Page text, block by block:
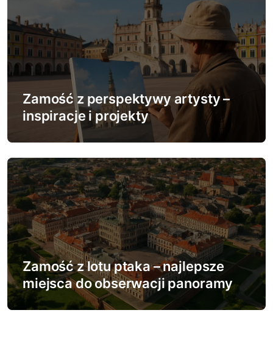
s
u
Zamość z perspektywy artysty –
inspiracje i projekty
Zamość z lotu ptaka – najlepsze
miejsca do obserwacji panoramy